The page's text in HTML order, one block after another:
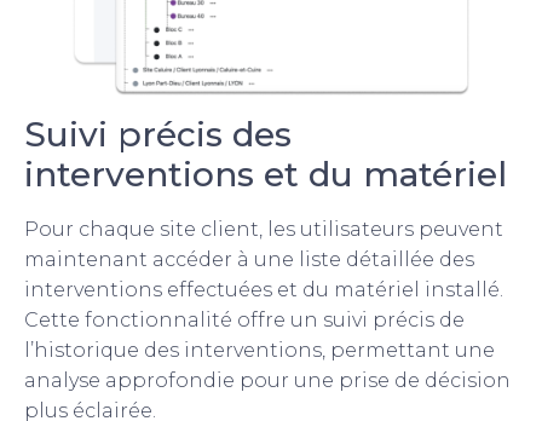
Suivi précis des
interventions et du matériel
Pour chaque site client, les utilisateurs peuvent
maintenant accéder à une liste détaillée des
interventions effectuées et du matériel installé.
Cette fonctionnalité offre un suivi précis de
l’historique des interventions, permettant une
analyse approfondie pour une prise de décision
plus éclairée.